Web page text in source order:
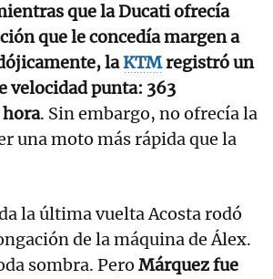
que la Ducati ofrecía
que le concedía margen a
laKTMregistró un
velocidad punta: 363
. Sin embargo, no ofrecía la
una moto más rápida que la
la última vuelta Acosta rodó
de la máquina de Álex.
sombra. Pero Márquez fue